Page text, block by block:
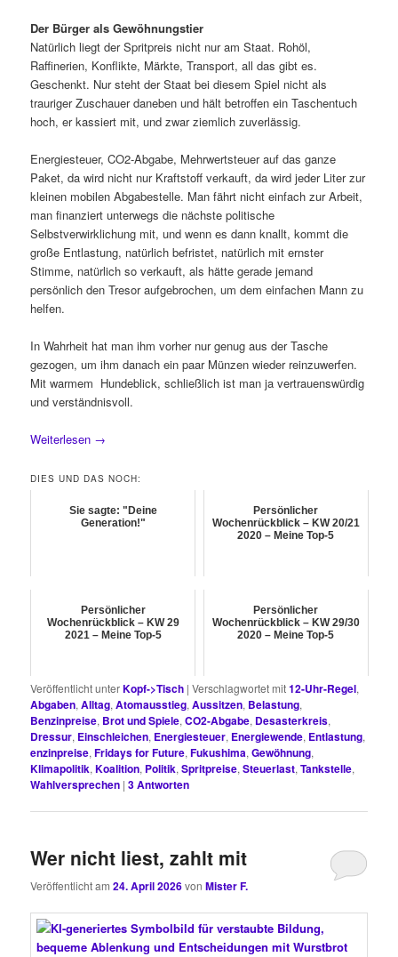
Der Bürger als Gewöhnungstier
Natürlich liegt der Spritpreis nicht nur am Staat. Rohöl,
Raffinerien, Konflikte, Märkte, Transport, all das gibt es.
Geschenkt. Nur steht der Staat bei diesem Spiel nicht als
trauriger Zuschauer daneben und hält betroffen ein Taschentuch
hoch, er kassiert mit, und zwar ziemlich zuverlässig.
Energiesteuer, CO2-Abgabe, Mehrwertsteuer auf das ganze
Paket, da wird nicht nur Kraftstoff verkauft, da wird jeder Liter zur
kleinen mobilen Abgabestelle. Man fährt nicht einfach zur Arbeit,
man finanziert unterwegs die nächste politische
Selbstverwirklichung mit, und wenn es dann knallt, kommt die
große Entlastung, natürlich befristet, natürlich mit ernster
Stimme, natürlich so verkauft, als hätte gerade jemand
persönlich den Tresor aufgebrochen, um dem einfachen Mann zu
helfen.
In Wahrheit hat man ihm vorher nur genug aus der Tasche
gezogen, um ihm danach ein paar Münzen wieder reinzuwerfen.
Mit warmem Hundeblick, schließlich ist man ja vertrauenswürdig
und verständnisvoll.
Weiterlesen →
DIES UND DAS NOCH:
Sie sagte: "Deine
Generation!"
Persönlicher
Wochenrückblick – KW 20/21
2020 – Meine Top-5
Persönlicher
Wochenrückblick – KW 29
2021 – Meine Top-5
Persönlicher
Wochenrückblick – KW 29/30
2020 – Meine Top-5
Veröffentlicht unterKopf->Tisch |Verschlagwortet mit12-Uhr-Regel,
Abgaben,Alltag,Atomausstieg,Aussitzen, Belastung,
Benzinpreise, Brot und Spiele,CO2-Abgabe, Desasterkreis,
Dressur, Einschleichen, Energiesteuer, Energiewende, Entlastung,
enzinpreise,Fridays for Future,Fukushima,Gewöhnung,
Klimapolitik,Koalition, Politik,Spritpreise,Steuerlast,Tankstelle,
Wahlversprechen |3Antworten
Wer nicht liest, zahlt mit
Veröffentlicht am24. April 2026vonMister F.